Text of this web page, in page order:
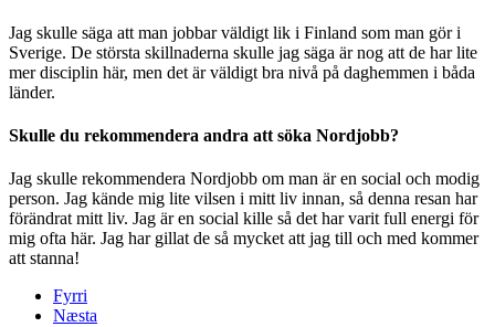
Jag skulle säga att man jobbar väldigt lik i Finland som man gör i
Sverige. De största skillnaderna skulle jag säga är nog att de har lite
mer disciplin här, men det är väldigt bra nivå på daghemmen i båda
länder.
Skulle du rekommendera andra att söka Nordjobb?
Jag skulle rekommendera Nordjobb om man är en social och modig
person. Jag kände mig lite vilsen i mitt liv innan, så denna resan har
förändrat mitt liv. Jag är en social kille så det har varit full energi för
mig ofta här. Jag har gillat de så mycket att jag till och med kommer
att stanna!
Fyrri
Næsta